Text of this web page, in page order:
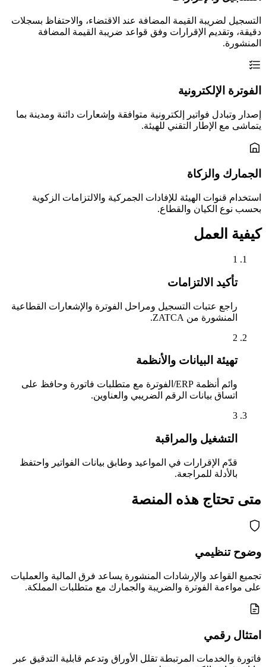
التسجيل لضريبة القيمة المضافة عند الاقتضاء، والاحتفاظ بسجلات
دقيقة، وتقديم الإقرارات وفق قواعد ضريبة القيمة المضافة
المنشورة.
الفوترة الإلكترونية
إصدار وتبادل فواتير إلكترونية متوافقة وإشعارات دائنة ومدينة بما
يتماشى مع الإطار التقني للهيئة.
الجمارك والزكاة
استخدام قنوات الهيئة للإفادات الجمركية والالتزامات الزكوية
بحسب نوع الكيان والقطاع.
كيفية العمل
1
تأكيد الالتزامات
راجع عتبات التسجيل ومراحل الفوترة والإشعارات القطاعية
المنشورة من ZATCA.
2
تهيئة البيانات والأنظمة
وائم أنظمة ERP/الفوترة مع متطلبات فاتورة وحافظ على
اتساق بيانات الرقم الضريبي والعناوين.
3
التشغيل والمراقبة
قدّم الإقرارات في المواعيد وطابق بيانات الفواتير واحتفظ
بالأدلة للمراجعة.
متى تحتاج هذه المنصة
وضوح تنظيمي
تجميع القواعد والإرشادات المنشورة يساعد فرق المالية والعمليات
على مواءمة الفوترة والضريبة والجمارك مع متطلبات المملكة.
امتثال رقمي
فاتورة والخدمات المرتبطة تقلل الأوراق وتدعم قابلية التدقيق عبر